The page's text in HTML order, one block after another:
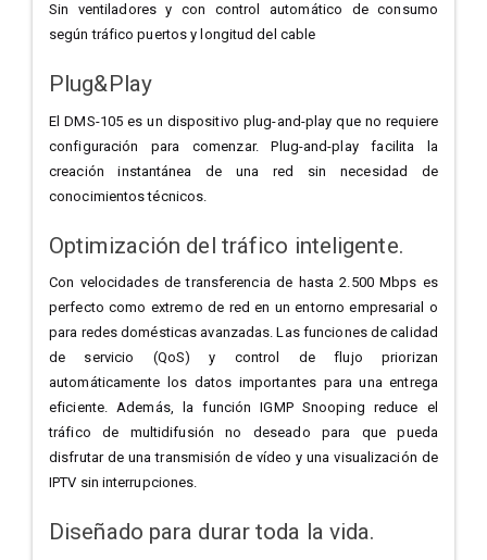
Sin ventiladores y con control automático de consumo
según tráfico puertos y longitud del cable
Plug&Play
El DMS-105 es un dispositivo plug-and-play que no requiere
configuración para comenzar. Plug-and-play facilita la
creación instantánea de una red sin necesidad de
conocimientos técnicos.
Optimización del tráfico inteligente.
Con velocidades de transferencia de hasta 2.500 Mbps es
perfecto como extremo de red en un entorno empresarial o
para redes domésticas avanzadas. Las funciones de calidad
de servicio (QoS) y control de flujo priorizan
automáticamente los datos importantes para una entrega
eficiente. Además, la función IGMP Snooping reduce el
tráfico de multidifusión no deseado para que pueda
disfrutar de una transmisión de vídeo y una visualización de
IPTV sin interrupciones.
Diseñado para durar toda la vida.